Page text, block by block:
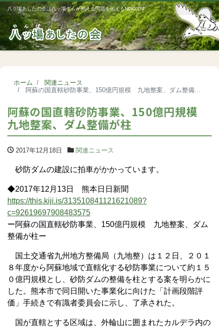
八ッ場あしたの会は八ッ場ダムが抱える問題を伝えるNGOです
ホーム
関連ニュース
阿蘇の国直轄砂防事業、150億円規模 九地整案、ダム整備が柱
阿蘇の国直轄砂防事業、150億円規模
九地整案、ダム整備が柱
2017年12月18日 関連ニュース
砂防ダムの建設に拍車がかかっています。
◆2017年12月13日 熊本日日新聞
https://this.kiji.is/313510841121621089?
c=92619697908483575
ー阿蘇の国直轄砂防事業、150億円規模 九地整案、ダム
整備が柱ー
国土交通省九州地方整備局（九地整）は１２日、２０１
８年度から阿蘇地域で直轄化する砂防事業について約１５
０億円規模とし、砂防ダムの整備を柱とする案を明らかに
した。熊本市で同日開いた事業化に向けた「計画段階評
価」手続きで有識者委員会に示し、了承された。
国が直轄とする区域は、外輪山に囲まれたカルデラ内の